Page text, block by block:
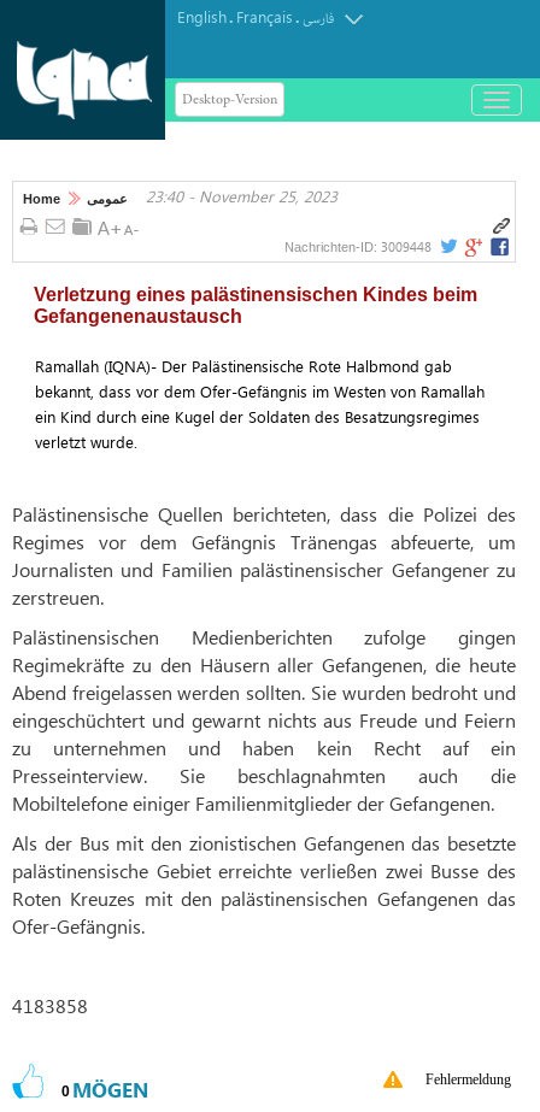
English. Français.فارسی
Desktop-Version
باز
و
کردن
Home عمومی 23:40 - November 25, 2023
Nachrichten-ID: 3009448
Verletzung eines palästinensischen Kindes beim
Gefangenenaustausch
Ramallah (IQNA)- Der Palästinensische Rote Halbmond gab
bekannt, dass vor dem Ofer-Gefängnis im Westen von Ramallah
ein Kind durch eine Kugel der Soldaten des Besatzungsregimes
verletzt wurde.
Palästinensische Quellen berichteten, dass die Polizei des
Regimes vor dem Gefängnis Tränengas abfeuerte, um
Journalisten und Familien palästinensischer Gefangener zu
zerstreuen.
Palästinensischen Medienberichten zufolge gingen
Regimekräfte zu den Häusern aller Gefangenen, die heute
Abend freigelassen werden sollten. Sie wurden bedroht und
eingeschüchtert und gewarnt nichts aus Freude und Feiern
zu unternehmen und haben kein Recht auf ein
Presseinterview. Sie beschlagnahmten auch die
Mobiltelefone einiger Familienmitglieder der Gefangenen.
Als der Bus mit den zionistischen Gefangenen das besetzte
palästinensische Gebiet erreichte verließen zwei Busse des
Roten Kreuzes mit den palästinensischen Gefangenen das
Ofer-Gefängnis.
4183858
0 MÖGEN Fehlermeldung